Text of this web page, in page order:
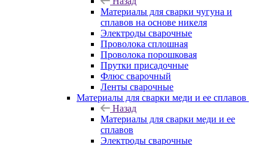
Материалы для сварки чугуна и
сплавов на основе никеля
Электроды сварочные
Проволока сплошная
Проволока порошковая
Прутки присадочные
Флюс сварочный
Ленты сварочные
Материалы для сварки меди и ее сплавов
Назад
Материалы для сварки меди и ее
сплавов
Электроды сварочные